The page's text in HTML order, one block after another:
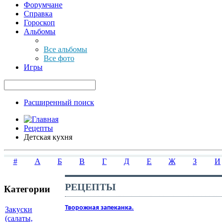
Форумчане
Справка
Гороскоп
Альбомы
Все альбомы
Все фото
Игры
Расширенный поиск
Рецепты
Детская кухня
# А Б В Г Д Е Ж З И
Категории
Закуски
(салаты,
РЕЦЕПТЫ
Творожная запеканка.